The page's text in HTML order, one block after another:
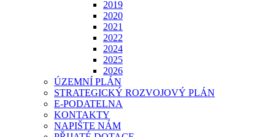
2019
2020
2021
2022
2024
2025
2026
ÚZEMNÍ PLÁN
STRATEGICKÝ ROZVOJOVÝ PLÁN
E-PODATELNA
KONTAKTY
NAPIŠTE NÁM